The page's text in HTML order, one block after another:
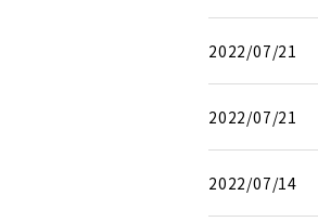
2022/07/21
2022/07/21
2022/07/14